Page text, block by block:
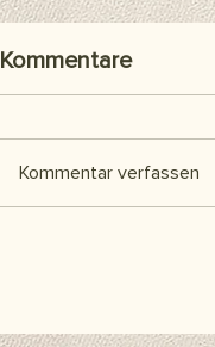
Kommentare
Kommentar verfassen